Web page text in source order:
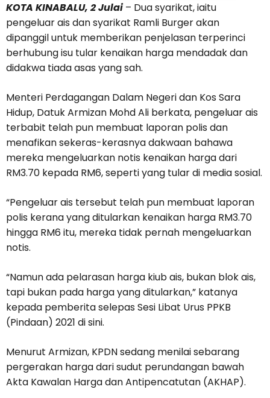
KOTA KINABALU, 2 Julai– Dua syarikat, iaitu
pengeluar ais dan syarikat Ramli Burger akan
dipanggil untuk memberikan penjelasan terperinci
berhubung isu tular kenaikan harga mendadak dan
didakwa tiada asas yang sah.
Menteri Perdagangan Dalam Negeri dan Kos Sara
Hidup, Datuk Armizan Mohd Ali berkata, pengeluar ais
terbabit telah pun membuat laporan polis dan
menafikan sekeras-kerasnya dakwaan bahawa
mereka mengeluarkan notis kenaikan harga dari
RM3.70 kepada RM6, seperti yang tular di media sosial.
“Pengeluar ais tersebut telah pun membuat laporan
polis kerana yang ditularkan kenaikan harga RM3.70
hingga RM6 itu, mereka tidak pernah mengeluarkan
notis.
“Namun ada pelarasan harga kiub ais, bukan blok ais,
tapi bukan pada harga yang ditularkan,” katanya
kepada pemberita selepas Sesi Libat Urus PPKB
(Pindaan) 2021 di sini.
Menurut Armizan, KPDN sedang menilai sebarang
pergerakan harga dari sudut perundangan bawah
Akta Kawalan Harga dan Antipencatutan (AKHAP).